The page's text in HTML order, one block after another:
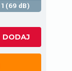
1(69 dB)